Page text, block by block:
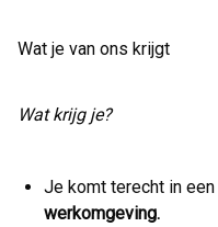
Wat je van ons krijgt
Wat krijg je?
Je komt terecht in een
werkomgeving.